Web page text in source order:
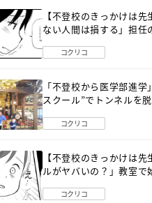
【不登校のきっかけは
ない人間は損する」担
コクリコ
「不登校から医学部進
スクール”でトンネルを
コクリコ
【不登校のきっかけは
ルがヤバいの？」教室で
コクリコ